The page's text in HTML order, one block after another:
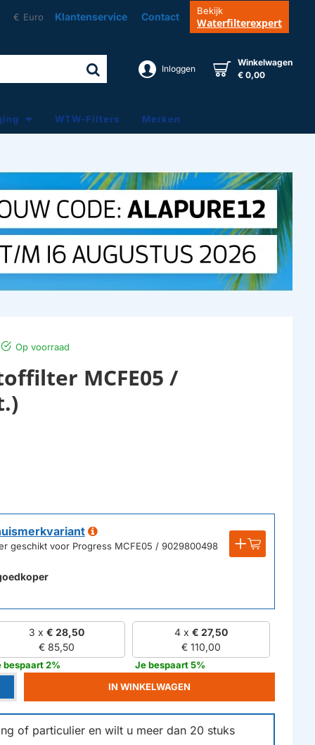
€ Euro Klantenservice Contact
Bekijk
Waterfilterexpert
Inloggen
Winkelwagen
€ 0,00
WTW-Filters Merken
MCFE05 /
Op voorraad
geschikt voor Progress MCFE05 / 9029800498
3 x € 28,50
€ 85,50
bespaart 2%
4 x€ 27,50
€ 110,00
Je bespaart 5%
of particulier en wilt u meer dan 20 stuks
IN WINKELWAGEN